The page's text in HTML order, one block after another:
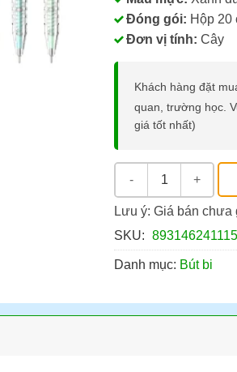
Đóng gói: Hộp 20
Đơn vị tính: Cây
Khách hàng đặt
quan, trường học.
giá tốt nhất)
Bút Bi TL-105, 0.5MM
Lưu ý: Giá bán chưa
SKU:
Danh mục: Bút bi